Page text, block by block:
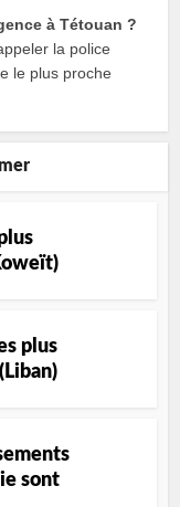
à Tétouan ?
la police
le plus proche
plus
sont